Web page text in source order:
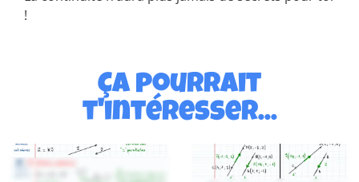
!
Ça pourrait
t'intéresser...